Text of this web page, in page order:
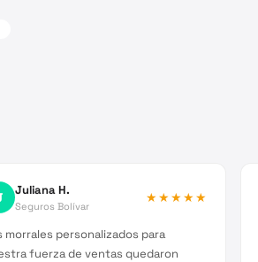
Juliana H.
Seguros Bolívar
★★★★★
morrales personalizados para
fuerza de ventas quedaron